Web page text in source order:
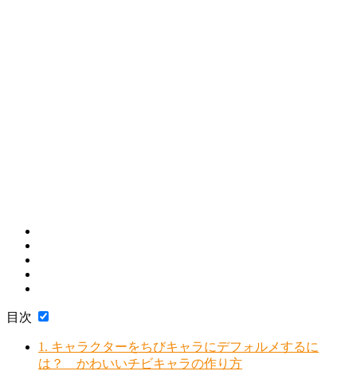
目次
1. キャラクターをちびキャラにデフォルメするに
は？ かわいいチビキャラの作り方